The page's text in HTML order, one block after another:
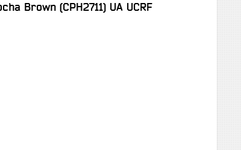
Brown (CPH2711) UA UCRF